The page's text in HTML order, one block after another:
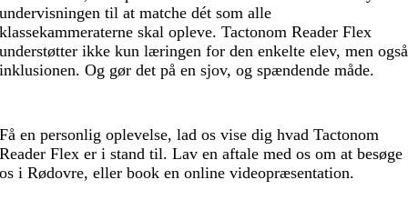
undervisningen til at matche dét som alle
klassekammeraterne skal opleve. Tactonom Reader Flex
understøtter ikke kun læringen for den enkelte elev, men også
inklusionen. Og gør det på en sjov, og spændende måde.
Få en personlig oplevelse, lad os vise dig hvad Tactonom
Reader Flex er i stand til. Lav en aftale med os om at besøge
os i Rødovre, eller book en online videopræsentation.